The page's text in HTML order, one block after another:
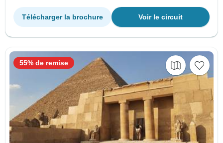
Voir le circuit
Télécharger la brochure
55% de remise